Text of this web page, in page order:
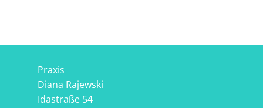
Praxis
Diana Rajewski
Idastraße 54